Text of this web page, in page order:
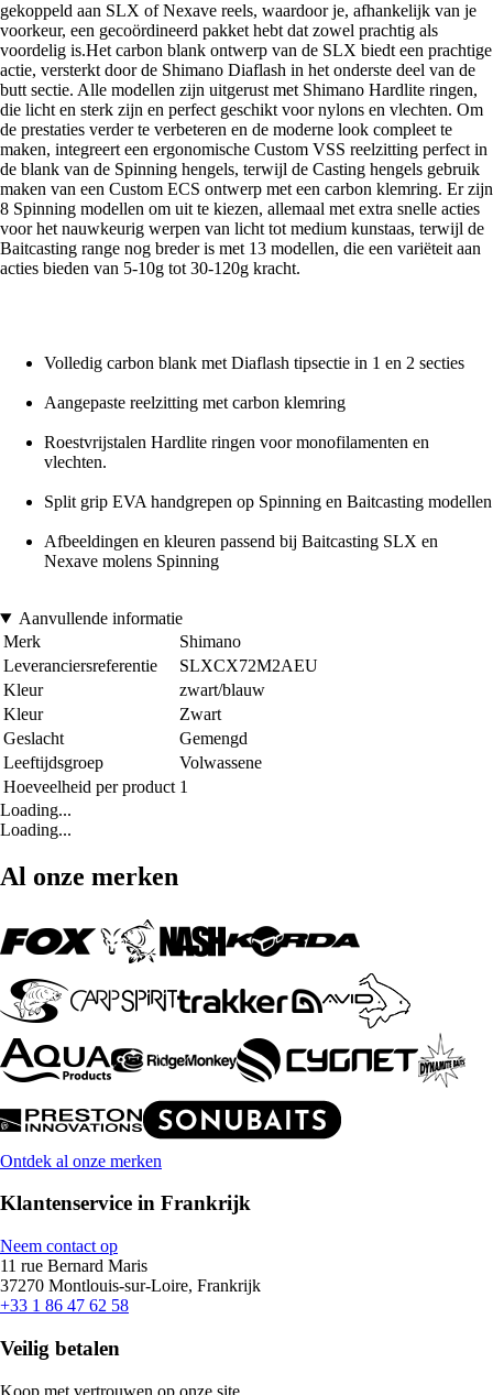
gekoppeld aan SLX of Nexave reels, waardoor je, afhankelijk van je
voorkeur, een gecoördineerd pakket hebt dat zowel prachtig als
voordelig is.Het carbon blank ontwerp van de SLX biedt een prachtige
actie, versterkt door de Shimano Diaflash in het onderste deel van de
butt sectie. Alle modellen zijn uitgerust met Shimano Hardlite ringen,
die licht en sterk zijn en perfect geschikt voor nylons en vlechten. Om
de prestaties verder te verbeteren en de moderne look compleet te
maken, integreert een ergonomische Custom VSS reelzitting perfect in
de blank van de Spinning hengels, terwijl de Casting hengels gebruik
maken van een Custom ECS ontwerp met een carbon klemring. Er zijn
8 Spinning modellen om uit te kiezen, allemaal met extra snelle acties
voor het nauwkeurig werpen van licht tot medium kunstaas, terwijl de
Baitcasting range nog breder is met 13 modellen, die een variëteit aan
acties bieden van 5-10g tot 30-120g kracht.
Volledig carbon blank met Diaflash tipsectie in 1 en 2 secties
Aangepaste reelzitting met carbon klemring
Roestvrijstalen Hardlite ringen voor monofilamenten en
vlechten.
Split grip EVA handgrepen op Spinning en Baitcasting modellen
Afbeeldingen en kleuren passend bij Baitcasting SLX en
Nexave molens Spinning
Aanvullende informatie
Merk
Shimano
Leveranciersreferentie
SLXCX72M2AEU
Kleur
zwart/blauw
Kleur
Zwart
Geslacht
Gemengd
Leeftijdsgroep
Volwassene
Hoeveelheid per product 1
Loading...
Loading...
Al onze merken
Ontdek al onze merken
Klantenservice in Frankrijk
Neem contact op
11 rue Bernard Maris
37270 Montlouis-sur-Loire, Frankrijk
+33 1 86 47 62 58
Veilig betalen
Koop met vertrouwen op onze site